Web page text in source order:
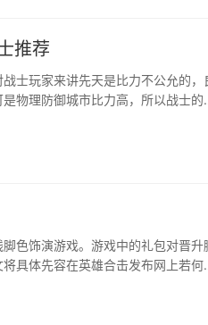
推荐
士玩家来讲先天是比力不公允的，
物理防御城市比力高，所以战士的
色饰演游戏。游戏中的礼包对晋升
具体先容在英雄合击发布网上若何